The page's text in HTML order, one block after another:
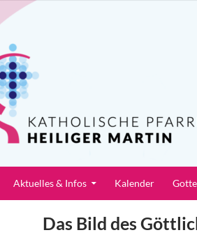
Martin
Aktuelles & Infos Kalender
Das Bild des